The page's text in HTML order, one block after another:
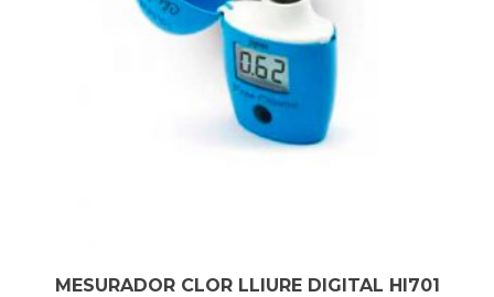
MESURADOR CLOR LLIURE DIGITAL HI701